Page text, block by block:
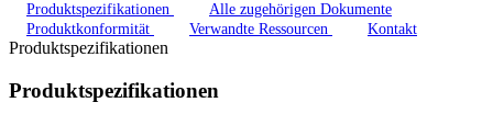
Produktspezifikationen
Alle zugehörigen Dokumente
Produktkonformität
Verwandte Ressourcen Kontakt
Produktspezifikationen
Produktspezifikationen